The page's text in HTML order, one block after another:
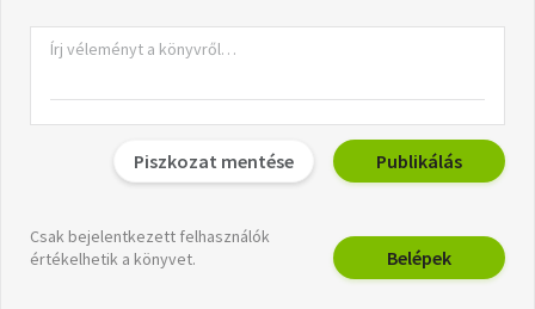
Piszkozat mentése Publikálás
Csak bejelentkezett felhasználók
értékelhetik a könyvet.
Belépek